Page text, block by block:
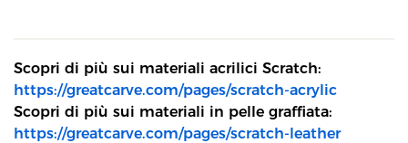
Scopri di più sui materiali acrilici Scratch:
https://greatcarve.com/pages/scratch-acrylic
Scopri di più sui materiali in pelle graffiata:
https://greatcarve.com/pages/scratch-leather